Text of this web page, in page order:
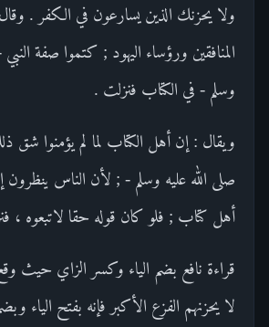
ولا يحزنك الذين يسارعون في الكفر . وقال
المنافقين ورؤساء اليهود ; كتموا صفة النبي
وسلم - في الكتاب فنزلت .
ويقال : إن أهل الكتاب لما لم يؤمنوا شق
صلى الله عليه وسلم - ; لأن الناس ينظرون
أهل كتاب ; فلو كان قوله حقا لاتبعوه ،
قراءة نافع بضم الياء وكسر الزاي حيث
لا يحزنهم الفزع الأكبر فإنه بفتح الياء